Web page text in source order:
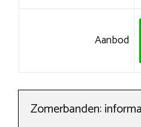
Aanbod
Zomerbanden: